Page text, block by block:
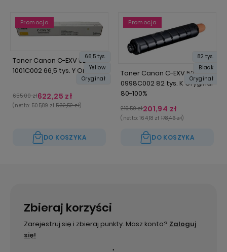
66,5 tys.
Yellow
Oryginał
Promocja
Toner Canon C-EXV 52
1001C002 66,5 tys. Y Oryginał
655,00 zł622,25 zł
(netto: 505,89 zł 532,52 zł)
DO KOSZYKA
Promocja
82 tys.
Black
Oryginał
Promocja
Toner Canon C-EXV 52
0998C002 82 tys. K Oryginał
80-100%
219,50 zł201,94 zł
(netto: 164,18 zł 178,46 zł)
DO KOSZYKA
Promocja
Zbieraj korzyści
Zarejestruj się i zbieraj punkty. Masz konto? Zaloguj
się!